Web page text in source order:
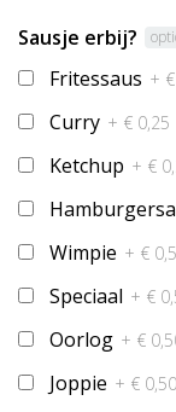
Sausje erbij?
Fritessaus +
Curry + € 0,25
Ketchup + €
Wimpie + €
Speciaal + €
Oorlog + €
Joppie + € 0,50